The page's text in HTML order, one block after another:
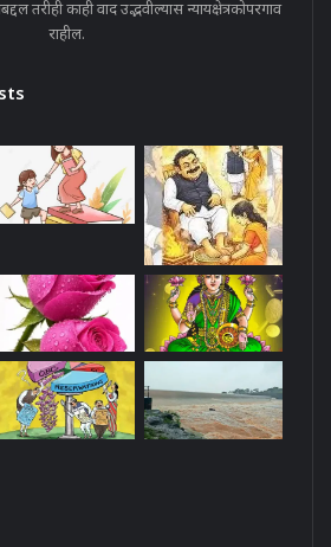
तरीही काही वाद उद्भवील्यास न्यायक्षेत्रकोपरगाव
राहील.